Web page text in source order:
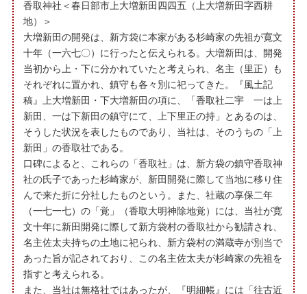
香取神社＜春日部市上大増新田四四五（上大増新田字西耕
地）＞
大増新田の開発は、新方袋に本家がある杉崎家の先祖が寛文
十年（一六七〇）に行ったと伝えられる。大増新田は、開発
当初から上・下に分かれていたと考えられ、名主（里正）も
それぞれに置かれ、鎮守も各々別に祀ってきた。『風土記
稿』上大増新田・下大増新田の項に、「香取社二宇 一は上
新田、一は下新田の鎮守にて、上下里正の持」とあるのは、
そうした状況を表したものであり、当社は、そのうちの「上
新田」の香取社である。
口碑によると、これらの「香取社」は、新方袋の鎮守香取神
社の氏子であった杉崎家が、新田開発に際して当地に移り住
んで来た折に分社したものという。また、社蔵の享保二年
（一七一七）の「覚」（香取大明神除地覚）には、当社が寛
文十年に新田開発に際して新方袋村の香取社から勧請され、
名主佐太夫持ちの土地に祀られ、新方袋村の満蔵寺が別当で
あった旨が記されており、この名主佐太夫が杉崎家の先祖を
指すと考えられる。
また、当社は無格社ではあったが、『明細帳』には「往古近